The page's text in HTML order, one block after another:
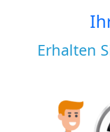
Erhalten